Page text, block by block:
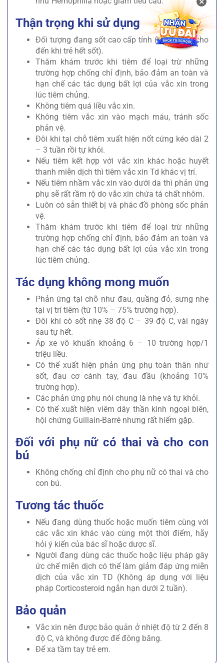
Thận trọng khi sử dụng
Đối tượng đang sốt cao cấp tính (hoãn tiêm cho
đến khi trẻ hết sốt).
Thăm khám trước khi tiêm để loại trừ những
trường hợp chống chỉ định, bảo đảm an toàn và
hạn chế các tác dụng bất lợi của vắc xin trong
lúc tiêm chủng.
Không tiêm quá liều vắc xin.
Không tiêm vắc xin vào mạch máu, tránh sốc
phản vệ.
Đôi khi tại chỗ tiêm xuất hiện nốt cứng kéo dài 2
– 3 tuần rồi tự khỏi.
Nếu tiêm kết hợp với vắc xin khác hoặc huyết
thanh miễn dịch thì tiêm vắc xin Td khác vị trí.
Nếu tiêm nhầm vắc xin vào dưới da thì phản ứng
phụ sẽ rất rầm rộ do vắc xin chứa tá chất nhôm.
Luôn có sẵn thiết bị và phác đồ phòng sốc phản
vệ.
Thăm khám trước khi tiêm để loại trừ những
trường hợp chống chỉ định, bảo đảm an toàn và
hạn chế các tác dụng bất lợi của vắc xin trong
lúc tiêm chủng.
Tác dụng không mong muốn
Phản ứng tại chỗ như đau, quầng đỏ, sưng nhẹ
tại vị trí tiêm (từ 10% – 75% trường hợp).
Đôi khi có sốt nhẹ 38 độ C – 39 độ C, vài ngày
sau tự hết.
Áp xe vô khuẩn khoảng 6 – 10 trường hợp/1
triệu liều.
Có thể xuất hiện phản ứng phụ toàn thân như
sốt, đau cơ cánh tay, đau đầu (khoảng 10%
trường hợp).
Các phản ứng phụ nói chung là nhẹ và tự khỏi.
Có thể xuất hiện viêm dây thần kinh ngoại biên,
hội chứng Guillain-Barré nhưng rất hiếm gặp.
Đối với phụ nữ có thai và cho con
bú
Không chống chỉ định cho phụ nữ có thai và cho
con bú.
Tương tác thuốc
Nếu đang dùng thuốc hoặc muốn tiêm cùng với
các vắc xin khác vào cùng một thời điểm, hãy
hỏi ý kiến của bác sĩ hoặc dược sĩ.
Người đang dùng các thuốc hoặc liệu pháp gây
ức chế miễn dịch có thể làm giảm đáp ứng miễn
dịch của vắc xin TD (Không áp dụng với liệu
pháp Corticosteroid ngắn hạn dưới 2 tuần).
Bảo quản
Vắc xin nên được bảo quản ở nhiệt độ từ 2 đến 8
độ C, và không được để đông băng.
Để xa tầm tay trẻ em.